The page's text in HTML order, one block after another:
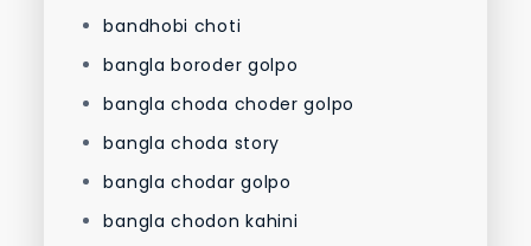
bandhobi choti
bangla boroder golpo
bangla choda choder golpo
bangla choda story
bangla chodar golpo
bangla chodon kahini